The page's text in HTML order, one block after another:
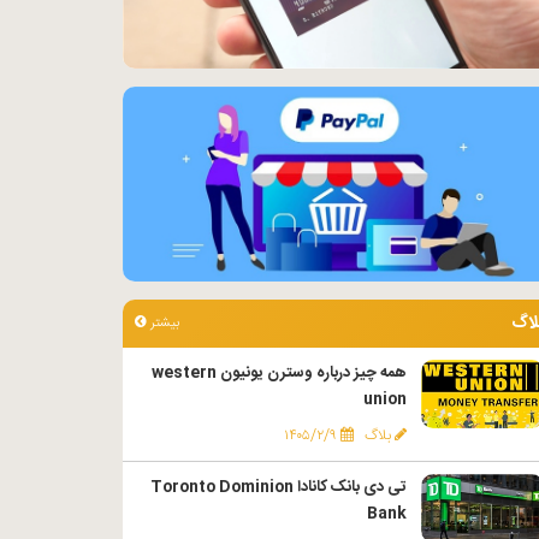
بیشتر
همه چیز درباره وسترن یونیون western
union
بلاگ ۱۴۰۵/۲/۹
تی دی بانک کانادا Toronto Dominion
Bank